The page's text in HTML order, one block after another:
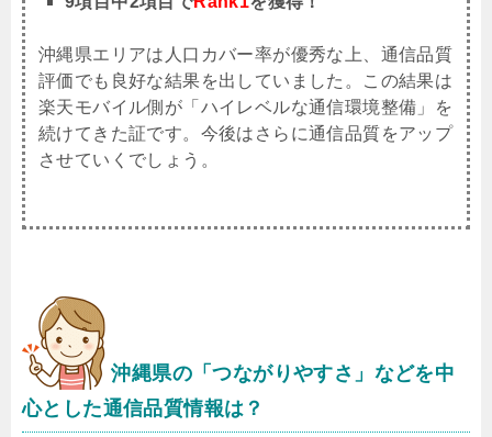
沖縄県エリアは人口カバー率が優秀な上、通信品質
評価でも良好な結果を出していました。この結果は
楽天モバイル側が「ハイレベルな通信環境整備」を
続けてきた証です。今後はさらに通信品質をアップ
させていくでしょう。
沖縄県の「つながりやすさ」などを中
心とした通信品質情報は？